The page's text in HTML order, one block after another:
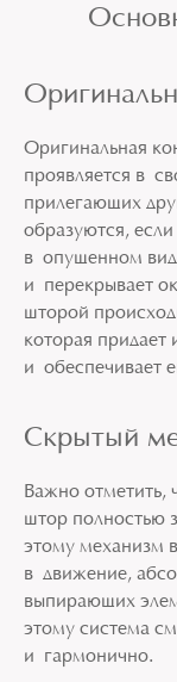
Оригинальная
проявляется в
прилегающих
образуются,
в опущенном
и перекрывает
шторой
которая придает
и обеспечивает
Скрытый
Важно отметить,
штор полностью
этому механизм
в движение,
выпирающих
этому система
и гармонично.